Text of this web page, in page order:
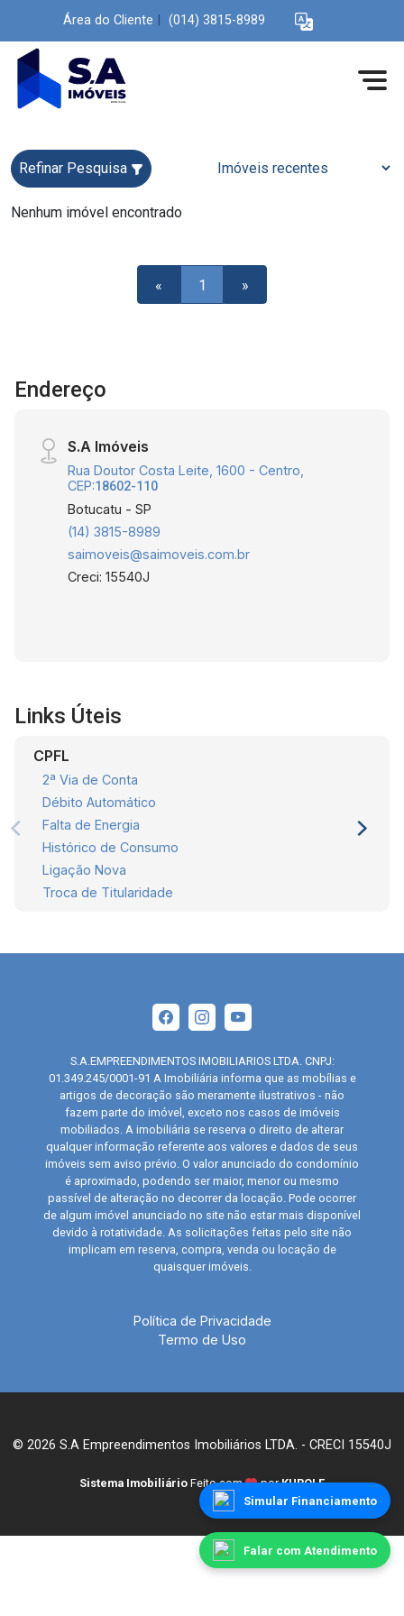
Área do Cliente (014) 3815-8989
Refinar Pesquisa
Nenhum imóvel encontrado
« 1 »
Endereço
S.A Imóveis
Rua Doutor Costa Leite, 1600 - Centro,
CEP:18602-110
Botucatu - SP
(14) 3815-8989
saimoveis@saimoveis.com.br
Creci: 15540J
Links Úteis
CPFL
2ª Via de Conta
Débito Automático
Falta de Energia
Histórico de Consumo
Ligação Nova
Troca de Titularidade
S.A.EMPREENDIMENTOS IMOBILIARIOS LTDA. CNPJ:
01.349.245/0001-91 A Imobiliária informa que as mobílias e
artigos de decoração são meramente ilustrativos - não
fazem parte do imóvel, exceto nos casos de imóveis
mobiliados. A imobiliária se reserva o direito de alterar
qualquer informação referente aos valores e dados de seus
imóveis sem aviso prévio. O valor anunciado do condomínio
é aproximado, podendo ser maior, menor ou mesmo
passível de alteração no decorrer da locação. Pode ocorrer
de algum imóvel anunciado no site não estar mais disponível
devido à rotatividade. As solicitações feitas pelo site não
implicam em reserva, compra, venda ou locação de
quaisquer imóveis.
Política de Privacidade
Termo de Uso
© 2026 S.A Empreendimentos Imobiliários LTDA. - CRECI 15540J
Sistema Imobiliário Feito com porKUROLE
Falar com Atendimento
Simular Financiamento